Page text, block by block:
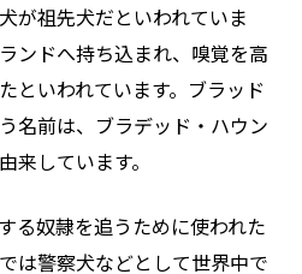
が祖先犬だといわれていま
ンドへ持ち込まれ、嗅覚を高
といわれています。ブラッド
名前は、ブラデッド・ハウン
来しています。
る奴隷を追うために使われた
は警察犬などとして世界中で